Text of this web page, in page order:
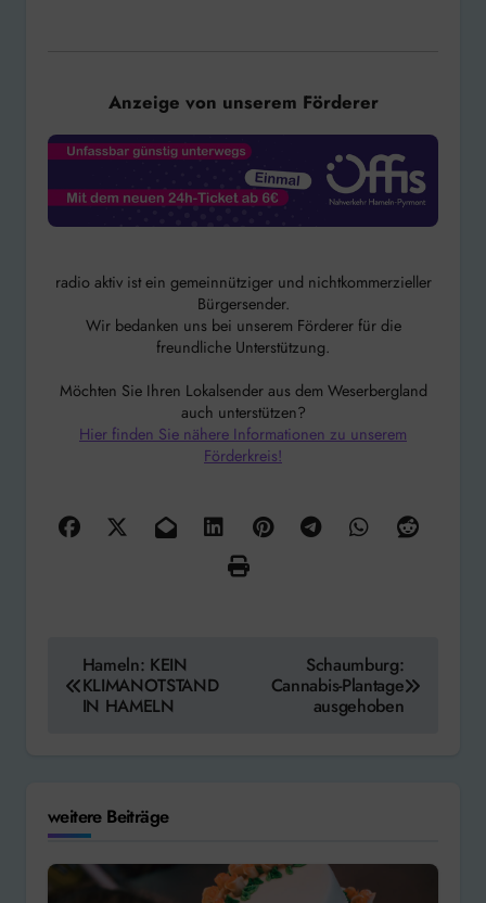
Anzeige von unserem Förderer
radio aktiv ist ein gemeinnütziger und nichtkommerzieller
Bürgersender.
Wir bedanken uns bei unserem Förderer für die
freundliche Unterstützung.
Möchten Sie Ihren Lokalsender aus dem Weserbergland
auch unterstützen?
Hier finden Sie nähere Informationen zu unserem
Förderkreis!
Beitragsnavigation
Hameln: KEIN
KLIMANOTSTAND
IN HAMELN
Schaumburg:
Cannabis-Plantage
ausgehoben
weitere Beiträge